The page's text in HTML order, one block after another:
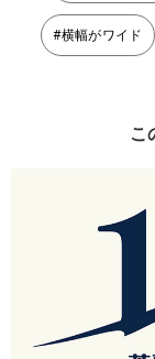
#横幅がワイド
こ